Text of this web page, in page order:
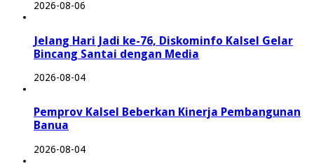
2026-08-06
Jelang Hari Jadi ke-76, Diskominfo Kalsel Gelar
Bincang Santai dengan Media
2026-08-04
Pemprov Kalsel Beberkan Kinerja Pembangunan
Banua
2026-08-04